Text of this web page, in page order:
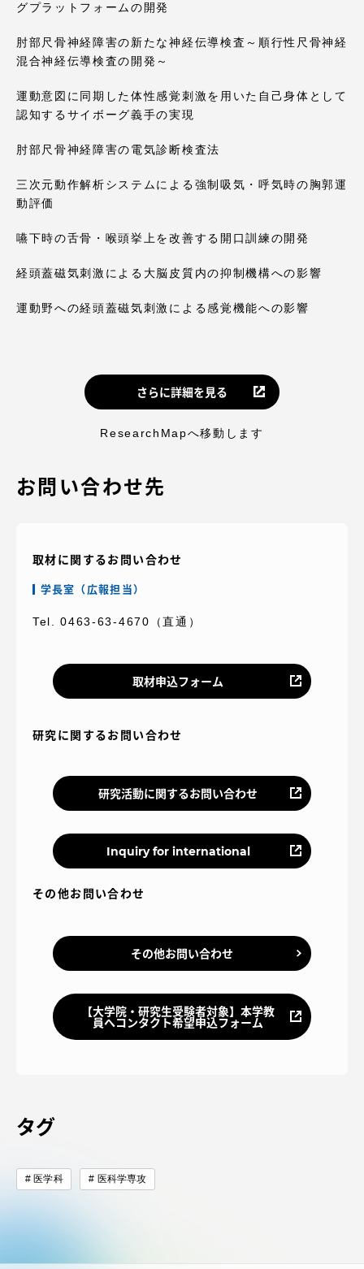
グプラットフォームの開発
肘部尺骨神経障害の新たな神経伝導検査～順行性尺骨神経
混合神経伝導検査の開発～
運動意図に同期した体性感覚刺激を用いた自己身体として
認知するサイボーグ義手の実現
肘部尺骨神経障害の電気診断検査法
三次元動作解析システムによる強制吸気・呼気時の胸郭運
動評価
嚥下時の舌骨・喉頭挙上を改善する開口訓練の開発
経頭蓋磁気刺激による大脳皮質内の抑制機構への影響
運動野への経頭蓋磁気刺激による感覚機能への影響
さらに詳細を見る
ResearchMapへ移動します
お問い合わせ先
取材に関するお問い合わせ
学長室（広報担当）
Tel. 0463-63-4670（直通）
取材申込フォーム
研究に関するお問い合わせ
研究活動に関するお問い合わせ
Inquiry for international
その他お問い合わせ
その他お問い合わせ
【大学院・研究生受験者対象】本学教
員へコンタクト希望申込フォーム
タグ
医学科 医科学専攻